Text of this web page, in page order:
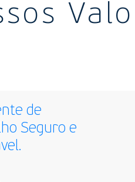
de
Seguro e